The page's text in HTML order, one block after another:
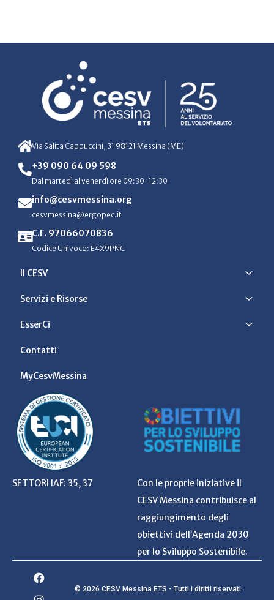
Via Salita Cappuccini, 31 98121 Messina (ME)
+39 090 64 09 598
Dal martedì al venerdì ore 09:30-12:30
info@cesvmessina.org
cesvmessina@ergopec.it
C.F. 97066070836
Codice Univoco: E4X9PNC
Il CESV
Servizi e Risorse
EsserCi
Contatti
MyCesvMessina
SETTORI IAF: 35, 37
Con le proprie iniziative il
CESV Messina contribuisce al
raggiungimento degli
obiettivi dell’Agenda 2030
per lo Sviluppo Sostenibile.
© 2026 CESV Messina ETS - Tutti i diritti riservati